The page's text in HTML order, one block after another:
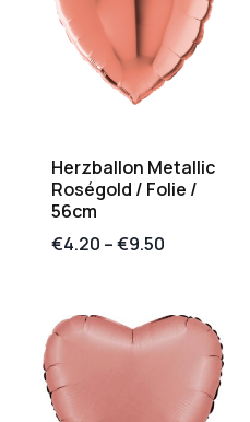
Herzballon Metallic
Roségold / Folie /
56cm
€4.20 –€9.50